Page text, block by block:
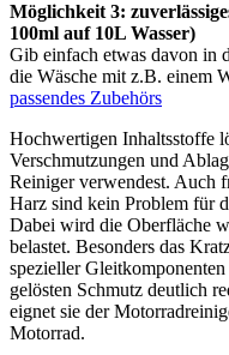
Möglichkeit 3:
100ml auf 10L Wasser)
Gib einfach etwas davon in
die Wäsche mit z.B. einem
passendes Zubehörs
Hochwertigen Inhaltsstoffe
Verschmutzungen und
Reiniger verwendest. Auch
Harz sind kein Problem für
Dabei wird die Oberfläche
belastet. Besonders das
spezieller
gelösten Schmutz deutlich
eignet sie der
Motorrad.